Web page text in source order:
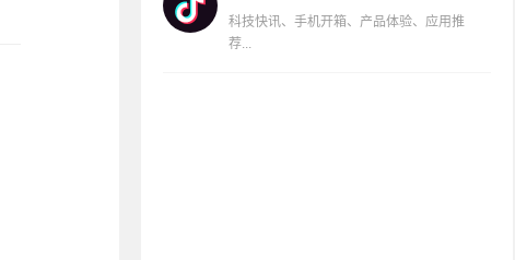
科技快讯、手机开箱、产品体验、应用推
荐...